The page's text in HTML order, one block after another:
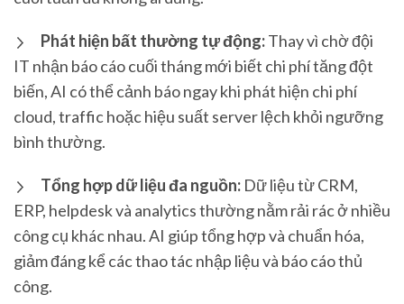
Phát hiện bất thường tự động:Thay vì chờ đội
IT nhận báo cáo cuối tháng mới biết chi phí tăng đột
biến, AI có thể cảnh báo ngay khi phát hiện chi phí
cloud, traffic hoặc hiệu suất server lệch khỏi ngưỡng
bình thường.
Tổng hợp dữ liệu đa nguồn: Dữ liệu từ CRM,
ERP, helpdesk và analytics thường nằm rải rác ở nhiều
công cụ khác nhau. AI giúp tổng hợp và chuẩn hóa,
giảm đáng kể các thao tác nhập liệu và báo cáo thủ
công.